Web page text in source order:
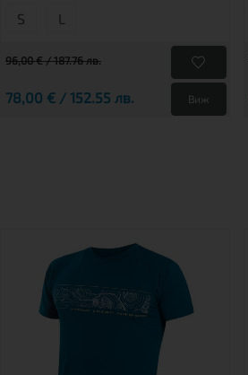
S L
96,00 € / 187.76 лв.
78,00 € / 152.55 лв. Виж